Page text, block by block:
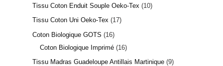
Tissu Coton Enduit Souple Oeko-Tex
10
Tissu Coton Uni Oeko-Tex
17
Coton Biologique GOTS
16
Coton Biologique Imprimé 16
Tissu Madras Guadeloupe Antillais Martinique 9